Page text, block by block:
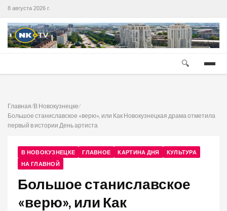
8 августа 2026 г.
🔍
Главная/В Новокузнецке/
Большое станиславское «верю», или Как Новокузнецкая драма отметила
первый в истории День артиста
В НОВОКУЗНЕЦКЕ ГЛАВНОЕ КАРТИНА ДНЯ
КУЛЬТУРА
НА ГЛАВНОЙ
Большое станиславское
«верю», или Как